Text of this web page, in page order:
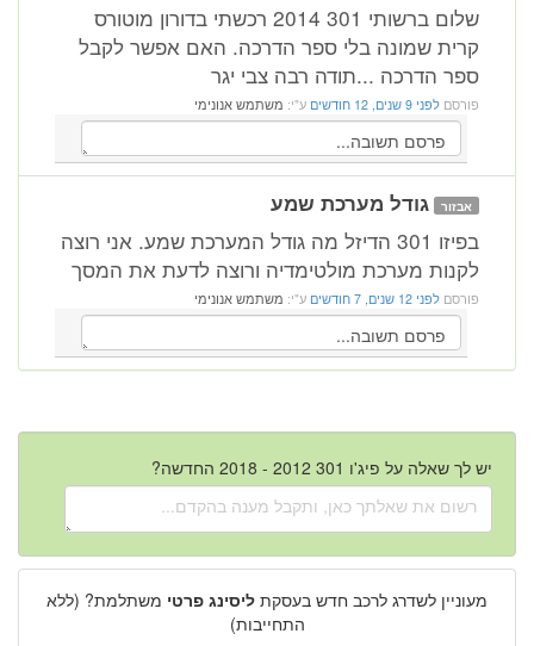
שלום ברשותי 301 2014 רכשתי בדורון מוטורס
קרית שמונה בלי ספר הדרכה. האם אפשר לקבל
ספר הדרכה ...תודה רבה צבי יגר
פורסם לפני 9 שנים, 12 חודשים ע"י: משתמש אנונימי
אבזור גודל מערכת שמע
בפיזו 301 הדיזל מה גודל המערכת שמע. אני רוצה
לקנות מערכת מולטימדיה ורוצה לדעת את המסך
פורסם לפני 12 שנים, 7 חודשים ע"י: משתמש אנונימי
יש לך שאלה על פיג'ו 301 2012 - 2018 החדשה?
מעוניין לשדרג לרכב חדש בעסקת ליסינג פרטי משתלמת? (ללא
התחייבות)